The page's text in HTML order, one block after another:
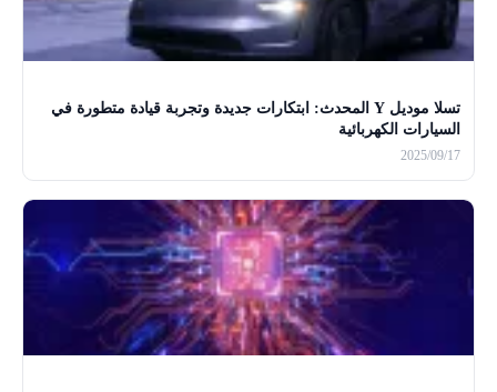
تسلا موديل Y المحدث: ابتكارات جديدة وتجربة قيادة متطورة في
السيارات الكهربائية
2025/09/17